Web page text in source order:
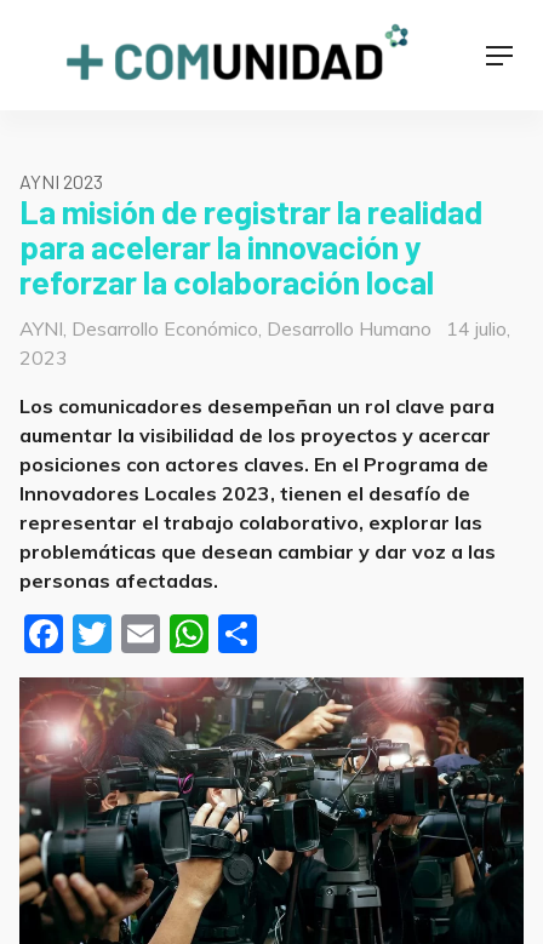
+COMUNIDAD
AYNI 2023
La misión de registrar la realidad
para acelerar la innovación y
reforzar la colaboración local
Categorías
AYNI, Desarrollo Económico, Desarrollo Humano
Posted
14 julio,
2023
Los comunicadores desempeñan un rol clave para
aumentar la visibilidad de los proyectos y acercar
posiciones con actores claves. En el Programa de
Innovadores Locales 2023, tienen el desafío de
representar el trabajo colaborativo, explorar las
problemáticas que desean cambiar y dar voz a las
personas afectadas.
F
a
c
e
b
o
o
k
T
w
it
te
r
E
m
ai
l
W
h
at
s
A
p
p
h
ar
e